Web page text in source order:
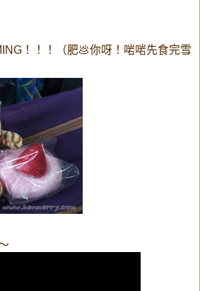
！！！（肥💩你呀！啱啱先食完雪